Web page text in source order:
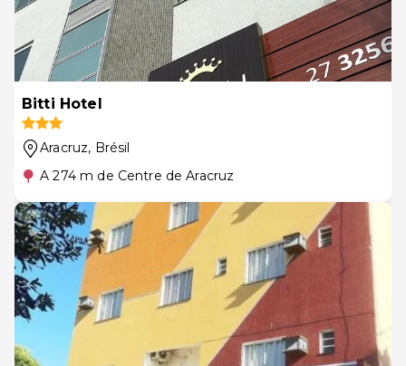
Bitti Hotel
Aracruz, Brésil
A 274 m de Centre de Aracruz